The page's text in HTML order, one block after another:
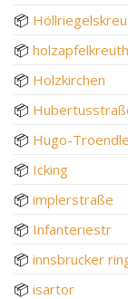
📦
📦 holzapfelkreuth
📦 Holzkirchen
📦
📦 Hugo-
📦 Icking
📦 implerstraße
📦 Infanteriestr
📦 innsbrucker
📦 isartor